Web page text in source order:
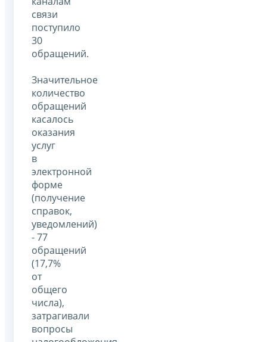
связи
поступило
30
обращений.
Значительное
количество
обращений
касалось
оказания
услуг
в
электронной
форме
(получение
справок,
уведомлений)
- 77
обращений
(17,7%
от
общего
числа),
затрагивали
вопросы